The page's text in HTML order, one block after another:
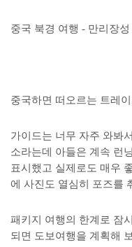
중국 북경 여행 - 만리장성
중국하면 떠오르는 트레
가이드는 너무 자주 와봐
소라는데 아들은 계속 런
표시했고 실제로도 매우
에 사진도 열심히 포즈를
패키지 여행의 한계로 잠
되면 도보여행을 계획해